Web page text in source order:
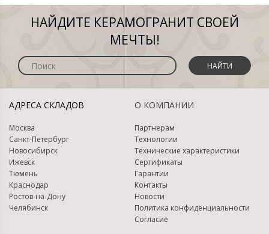
НАЙДИТЕ КЕРАМОГРАНИТ СВОЕЙ
МЕЧТЫ!
НАЙТИ
АДРЕСА СКЛАДОВ
Москва
Санкт-Петербург
Новосибирск
Ижевск
Тюмень
Краснодар
Ростов-на-Дону
Челябинск
О КОМПАНИИ
Партнерам
Технологии
Технические характеристики
Сертификаты
Гарантии
Контакты
Новости
Политика конфиденциальности
Согласие